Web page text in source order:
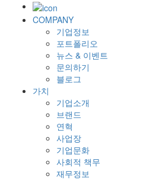
COMPANY
기업정보
포트폴리오
뉴스 & 이벤트
문의하기
블로그
가치
기업소개
브랜드
연혁
사업장
기업문화
사회적 책무
재무정보